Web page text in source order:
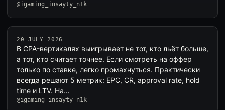
@igaming_insayty_n1k
20 JULY 2026
В CPA-вертикалях выигрывает не тот, кто льёт больше,
а тот, кто считает точнее. Если смотреть на оффер
только по ставке, легко промахнуться. Практически
всегда решают 5 метрик: EPC, CR, approval rate, hold
time и LTV. На…
@igaming_insayty_n1k